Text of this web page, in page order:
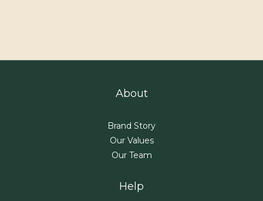
About
Brand Story
Our Values
Our Team
Help